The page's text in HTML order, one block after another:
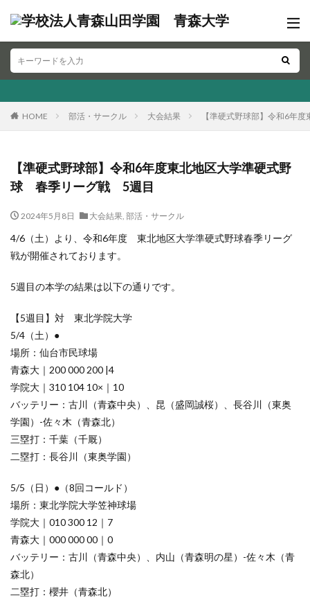
HOME 部活・サークル 大会結果 【準硬式野球部】令和6年
【準硬式野球部】令和6年度東北地区大学準硬式野
球 春季リーグ戦 5週目
2024年5月8日 大会結果, 部活・サークル
4/6（土）より、令和6年度 東北地区大学準硬式野球春季リーグ
戦が開催されております。
5週目の本学の結果は以下の通りです。
【5週目】対 東北学院大学
5/4（土）●
場所：仙台市民球場
青森大｜200 000 200 |4
学院大｜310 104 10×｜10
バッテリー：古川（青森中央）、昆（盛岡誠桜）、長谷川（東奥
学園）-佐々木（青森北）
三塁打：千葉（千厩）
二塁打：長谷川（東奥学園）
5/5（日）●（8回コールド）
場所：東北学院大学笠神球場
学院大｜010 300 12｜7
青森大｜000 000 00｜0
バッテリー：古川（青森中央）、内山（青森明の星）-佐々木（青
森北）
二塁打：櫻井（青森北）